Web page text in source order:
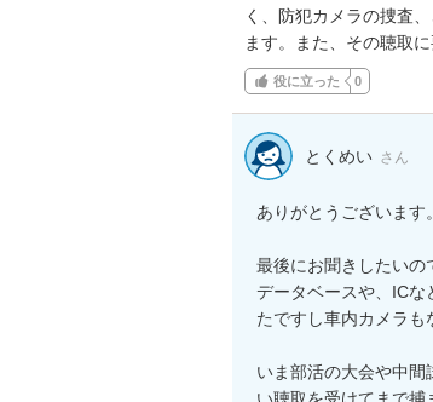
く、防犯カメラの捜査
ます。また、その聴取
役に立った 0
とくめい さん
ありがとうございます。
最後にお聞きしたいの
データベースや、ICな
たですし車内カメラも
いま部活の大会や中